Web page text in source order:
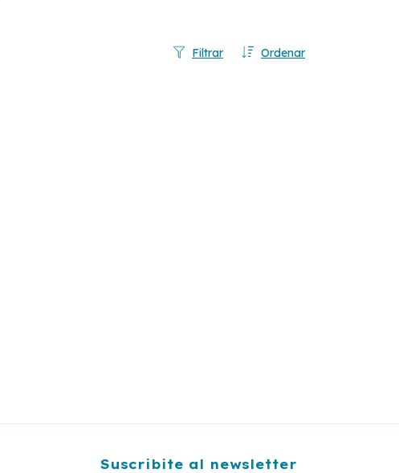
Ordenar
Filtrar
Suscribite al newsletter